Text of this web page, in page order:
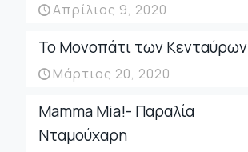
Απρίλιος 9, 2020
Το Μονοπάτι των Κενταύρων
Μάρτιος 20, 2020
Mamma Mia!- Παραλία
Νταμούχαρη